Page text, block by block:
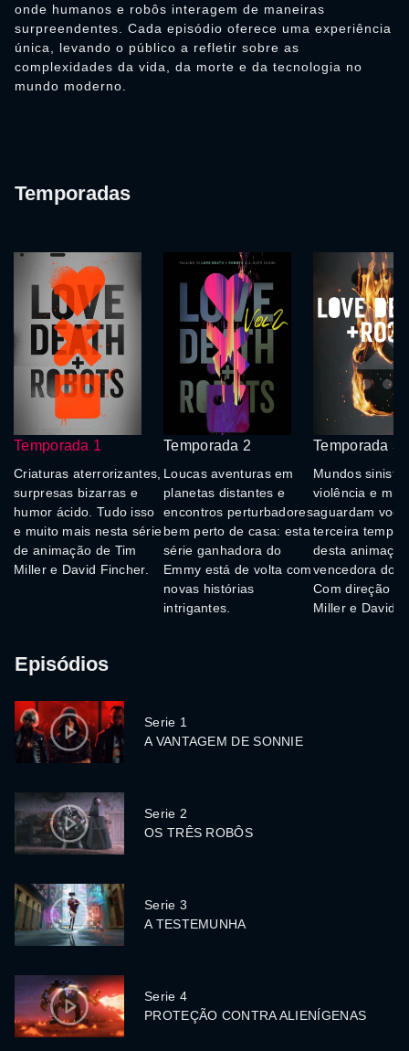
onde humanos e robôs interagem de maneiras
surpreendentes. Cada episódio oferece uma experiência
única, levando o público a refletir sobre as
complexidades da vida, da morte e da tecnologia no
mundo moderno.
Temporadas
Temporada 1
Criaturas aterrorizantes,
surpresas bizarras e
humor ácido. Tudo isso
e muito mais nesta série
de animação de Tim
Miller e David Fincher.
Temporada 2
Loucas aventuras em
planetas distantes e
encontros perturbadores
bem perto de casa: esta
série ganhadora do
Emmy está de volta com
novas histórias
intrigantes.
Temporada 3
Mundos
violência e
aguardam
terceira
desta animação
vencedora do
Com direção
Miller e David
Episódios
Serie 1
A VANTAGEM DE SONNIE
Serie 2
OS TRÊS ROBÔS
Serie 3
A TESTEMUNHA
Serie 4
PROTEÇÃO CONTRA ALIENÍGENAS